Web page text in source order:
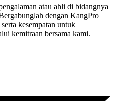
atau ahli di bidangnya
dengan KangPro
kesempatan untuk
kemitraan bersama kami.